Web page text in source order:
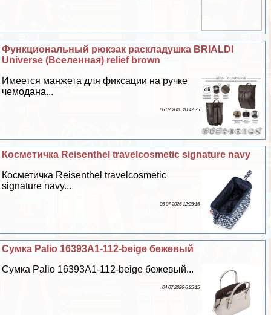
Функциональный рюкзак раскладушка BRIALDI
Universe (Вселенная) relief brown
Имеется манжета для фиксации на ручке
чемодана...
06 07 2026 20:42:35
Косметичка Reisenthel travelcosmetic signature navy
Косметичка Reisenthel travelcosmetic
signature navy...
05 07 2026 12:35:16
Сумка Palio 16393A1-112-beige бежевый
Сумка Palio 16393A1-112-beige бежевый...
04 07 2026 6:25:15